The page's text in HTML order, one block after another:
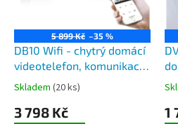
5 899 Kč –35 %
DB10 Wifi - chytrý domácí
videotelefon, komunikace
s chytrým telefonem s
aplikací TuyaSmart
Skladem (20 ks)
3 798 Kč 1